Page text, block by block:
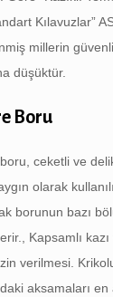
Kılavuzlar”
millerin
düşüktür.
Boru
ceketli ve
olarak
borunun bazı
Kapsamlı
verilmesi.
aksamaları en